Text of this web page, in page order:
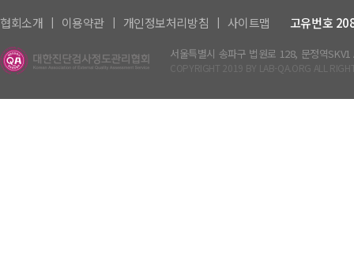
협회소개 | 이용약관 | 개인정보처리방침 | 사이트맵 고유번호
서울특별시 송파구 법원로 128, 문정역
COPYRIGHT 2019 BY LAB-QA.ORG ALL